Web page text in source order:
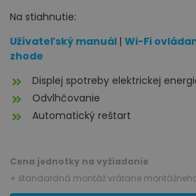
Na stiahnutie:
Užívateľský manuál | Wi-Fi
zhode
Displej spotreby elektrickej
Odvlhčovanie
Automatický reštart
Cena jednotky na vyžiadanie
+ štandardná montáž vrátane